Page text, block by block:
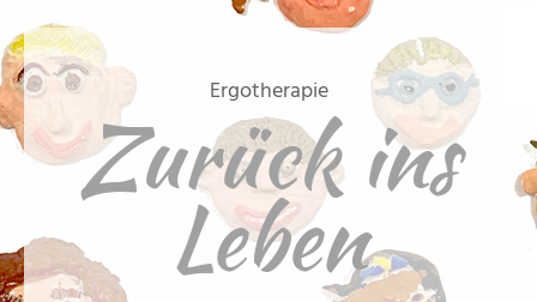
Ergotherapie
Zurück ins
Leben